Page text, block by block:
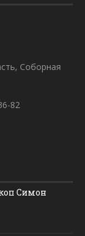
Соборная
82
Симон